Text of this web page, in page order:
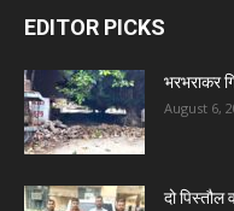
EDITOR PICKS
भरभराकर
August 6,
दो पिस्तौल